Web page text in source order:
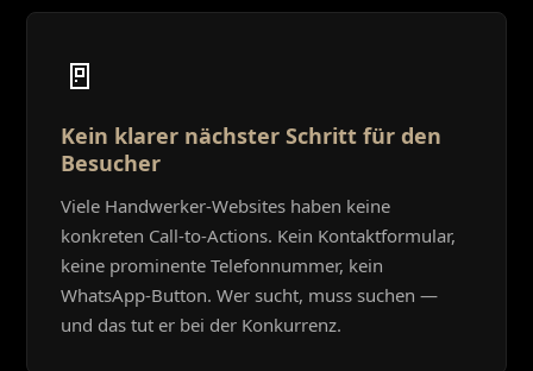
🚪
Kein klarer nächster Schritt für den
Besucher
Viele Handwerker-Websites haben keine
konkreten Call-to-Actions. Kein Kontaktformular,
keine prominente Telefonnummer, kein
WhatsApp-Button. Wer sucht, muss suchen —
und das tut er bei der Konkurrenz.